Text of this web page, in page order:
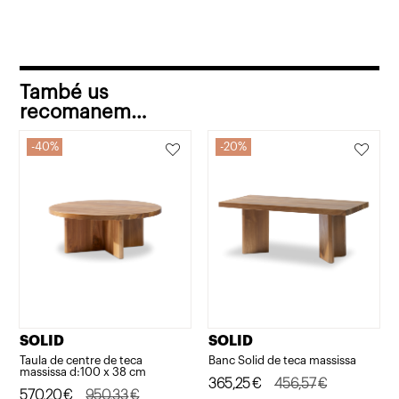
També us
recomanem…
40%
SOLID
Taula de centre de teca
massissa d:100 x 38 cm
950,33€
El
570,20€
El
20%
SOLID
Banc Solid de teca massissa
456,57€
El
365,25€
El